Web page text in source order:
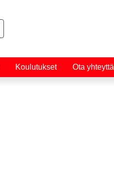
Koulutukset Ota yhteyttä